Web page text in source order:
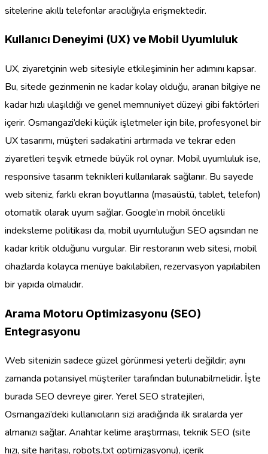
sitelerine akıllı telefonlar aracılığıyla erişmektedir.
Kullanıcı Deneyimi (UX) ve Mobil Uyumluluk
UX, ziyaretçinin web sitesiyle etkileşiminin her adımını kapsar.
Bu, sitede gezinmenin ne kadar kolay olduğu, aranan bilgiye ne
kadar hızlı ulaşıldığı ve genel memnuniyet düzeyi gibi faktörleri
içerir. Osmangazi’deki küçük işletmeler için bile, profesyonel bir
UX tasarımı, müşteri sadakatini artırmada ve tekrar eden
ziyaretleri teşvik etmede büyük rol oynar. Mobil uyumluluk ise,
responsive tasarım teknikleri kullanılarak sağlanır. Bu sayede
web siteniz, farklı ekran boyutlarına (masaüstü, tablet, telefon)
otomatik olarak uyum sağlar. Google’ın mobil öncelikli
indeksleme politikası da, mobil uyumluluğun SEO açısından ne
kadar kritik olduğunu vurgular. Bir restoranın web sitesi, mobil
cihazlarda kolayca menüye bakılabilen, rezervasyon yapılabilen
bir yapıda olmalıdır.
Arama Motoru Optimizasyonu (SEO)
Entegrasyonu
Web sitenizin sadece güzel görünmesi yeterli değildir; aynı
zamanda potansiyel müşteriler tarafından bulunabilmelidir. İşte
burada SEO devreye girer. Yerel SEO stratejileri,
Osmangazi’deki kullanıcıların sizi aradığında ilk sıralarda yer
almanızı sağlar. Anahtar kelime araştırması, teknik SEO (site
hızı, site haritası, robots.txt optimizasyonu), içerik